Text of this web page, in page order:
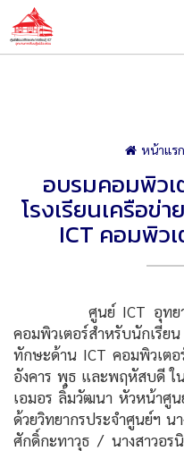
หน้าแรก
อบรมคอมพิวเ
โรงเรียนเครือ
ICT คอมพิว
ศูนย์ ICT อุทยานกา
คอมพิวเตอร์สำหรับนักเรี
ทักษะด้าน ICT คอมพิวเต
อังคาร พุธ และพฤหัสบดี ใ
เอมอร ลิ้มวัฒนา หัวหน้าศู
ด้วยวิทยากรประจำศูนย์ฯ
ศักดิ์กะทาวุธ / นางสาวอ